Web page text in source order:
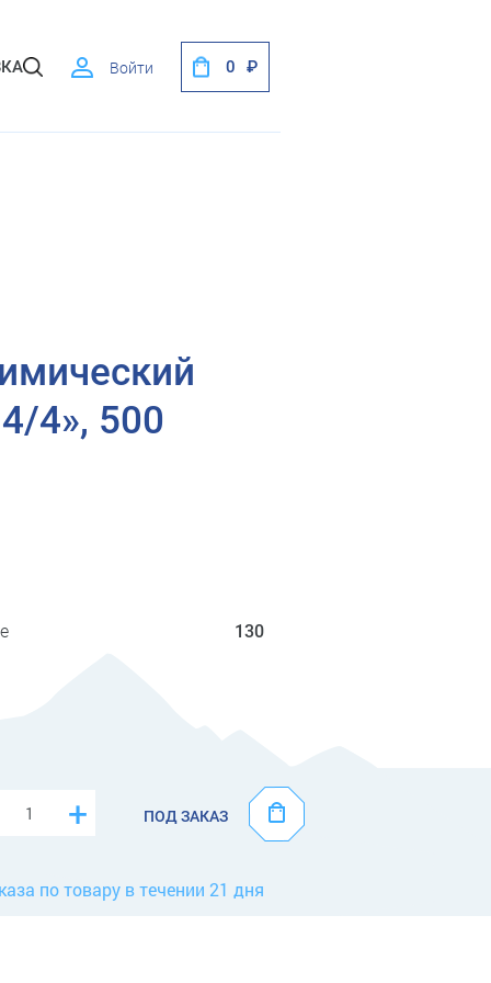
Войти 0
4», 500
130
+ ПОД ЗАКАЗ
по товару в течении 21 дня